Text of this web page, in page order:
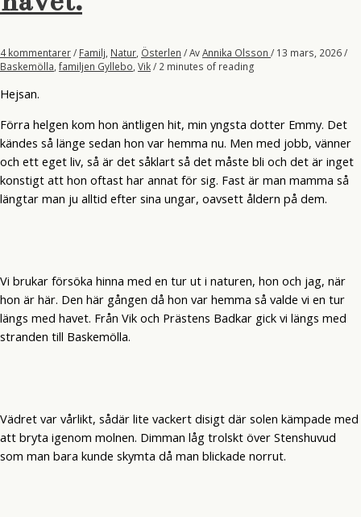
4 kommentarer/ Familj Natur Österlen / AvAnnika Olsson / 13 mars, 2026/
Baskemölla familjen Gyllebo Vik/ 2 minutes of reading
Hejsan.
Förra helgen kom hon äntligen hit, min yngsta dotter Emmy. Det
kändes så länge sedan hon var hemma nu. Men med jobb, vänner
och ett eget liv, så är det såklart så det måste bli och det är inget
konstigt att hon oftast har annat för sig. Fast är man mamma så
längtar man ju alltid efter sina ungar, oavsett åldern på dem.
Vi brukar försöka hinna med en tur ut i naturen, hon och jag, när
hon är här. Den här gången då hon var hemma så valde vi en tur
längs med havet. Från Vik och Prästens Badkar gick vi längs med
stranden till Baskemölla.
Vädret var vårlikt, sådär lite vackert disigt där solen kämpade med
att bryta igenom molnen. Dimman låg trolskt över Stenshuvud
som man bara kunde skymta då man blickade norrut.